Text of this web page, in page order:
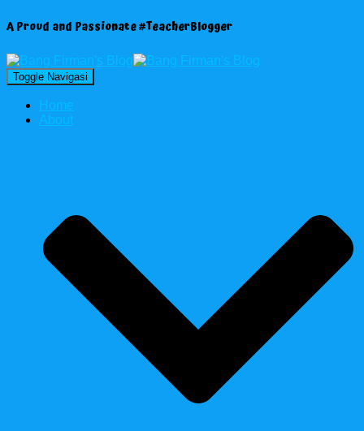
A Proud and Passionate #TeacherBlogger
Toggle Navigasi
Home
About